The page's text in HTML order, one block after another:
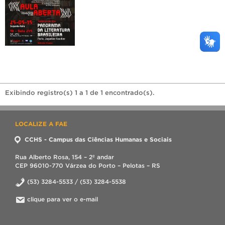
Exibindo registro(s) 1 a 1 de 1 encontrado(s).
LOCALIZE A FAE
CCHS - Campus das Ciências Humanas e Sociais
Rua Alberto Rosa, 154 – 2º andar
CEP 96010-770 Várzea do Porto – Pelotas – RS
(53) 3284-5533 / (53) 3284-5538
clique para ver o e-mail